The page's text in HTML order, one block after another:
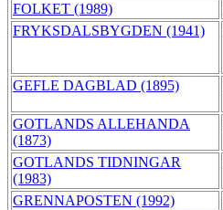
FOLKET (1989)
FRYKSDALSBYGDEN (1941)
GEFLE DAGBLAD (1895)
GOTLANDS ALLEHANDA
(1873)
GOTLANDS TIDNINGAR
(1983)
GRENNAPOSTEN (1992)